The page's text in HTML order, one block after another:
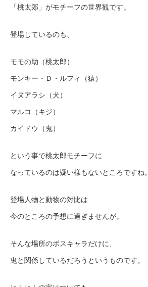
「桃太郎」がモチーフの世界観です。
登場しているのも、
モモの助（桃太郎）
モンキー・Ｄ・ルフィ（猿）
イヌアラシ（犬）
マルコ（キジ）
カイドウ（鬼）
という事で桃太郎モチーフに
なっているのは疑い様もないところですね。
登場人物と動物の対比は
今のところの予想に過ぎませんが。
そんな場所のボスキャラだけに、
鬼と関係しているだろうというものです。